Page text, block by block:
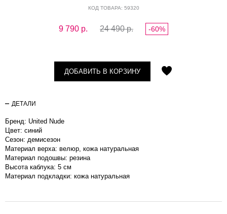
КОД ТОВАРА: 59320
9 790 р. 24 490 р. -60%
ДОБАВИТЬ В КОРЗИНУ
ДЕТАЛИ
Бренд: United Nude
Цвет: синий
Сезон: демисезон
Материал верха: велюр, кожа натуральная
Материал подошвы: резина
Высота каблука: 5 см
Материал подкладки: кожа натуральная